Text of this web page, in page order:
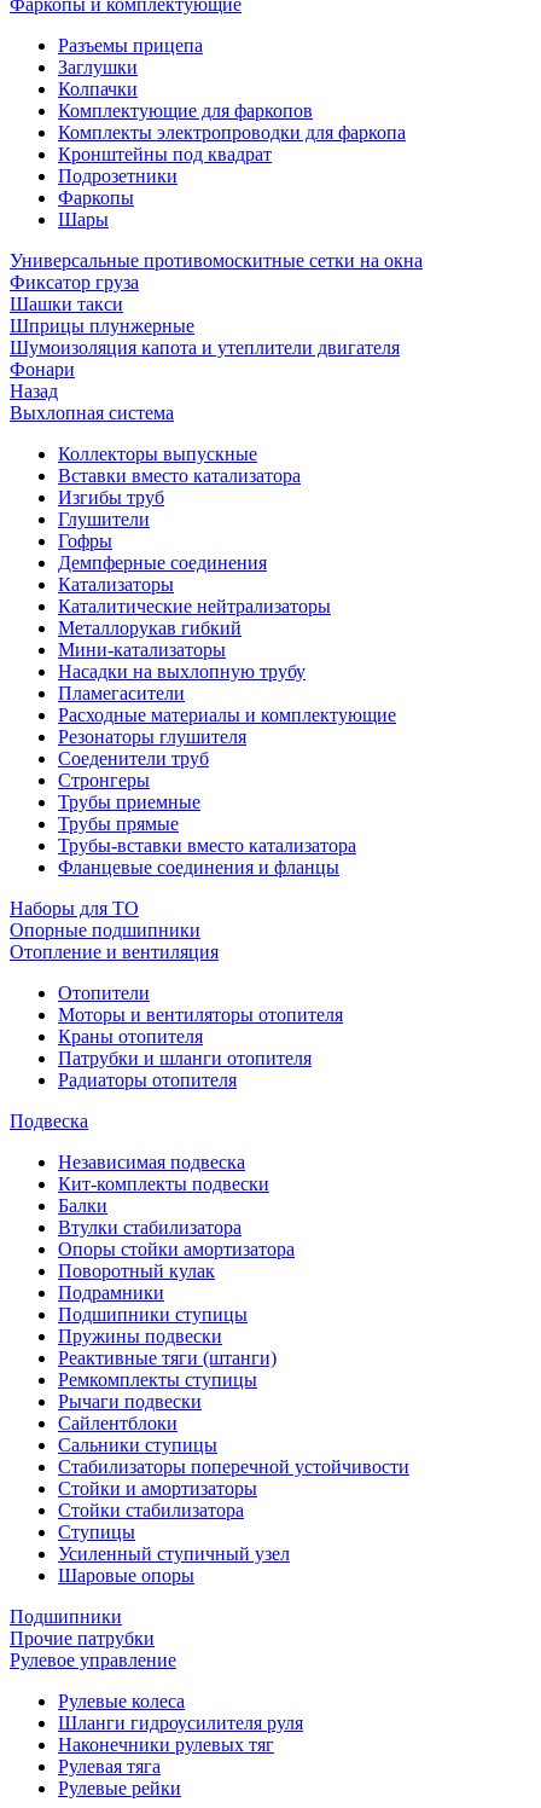
Фаркопы и комплектующие
Разъемы прицепа
Заглушки
Колпачки
Комплектующие для фаркопов
Комплекты электропроводки для фаркопа
Кронштейны под квадрат
Подрозетники
Фаркопы
Шары
Универсальные противомоскитные сетки на окна
Фиксатор груза
Шашки такси
Шприцы плунжерные
Шумоизоляция капота и утеплители двигателя
Фонари
Назад
Выхлопная система
Коллекторы выпускные
Вставки вместо катализатора
Изгибы труб
Глушители
Гофры
Демпферные соединения
Катализаторы
Каталитические нейтрализаторы
Металлорукав гибкий
Мини-катализаторы
Насадки на выхлопную трубу
Пламегасители
Расходные материалы и комплектующие
Резонаторы глушителя
Соеденители труб
Стронгеры
Трубы приемные
Трубы прямые
Трубы-вставки вместо катализатора
Фланцевые соединения и фланцы
Наборы для ТО
Опорные подшипники
Отопление и вентиляция
Отопители
Моторы и вентиляторы отопителя
Краны отопителя
Патрубки и шланги отопителя
Радиаторы отопителя
Подвеска
Независимая подвеска
Кит-комплекты подвески
Балки
Втулки стабилизатора
Опоры стойки амортизатора
Поворотный кулак
Подрамники
Подшипники ступицы
Пружины подвески
Реактивные тяги (штанги)
Ремкомплекты ступицы
Рычаги подвески
Сайлентблоки
Сальники ступицы
Стабилизаторы поперечной устойчивости
Стойки и амортизаторы
Стойки стабилизатора
Ступицы
Усиленный ступичный узел
Шаровые опоры
Подшипники
Прочие патрубки
Рулевое управление
Рулевые колеса
Шланги гидроусилителя руля
Наконечники рулевых тяг
Рулевая тяга
Рулевые рейки